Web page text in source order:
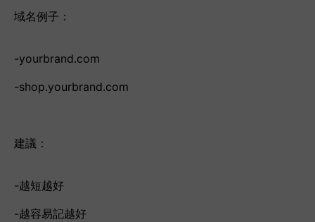
域名例子：
-yourbrand.com
-shop.yourbrand.com
建議：
-越短越好
-越容易記越好